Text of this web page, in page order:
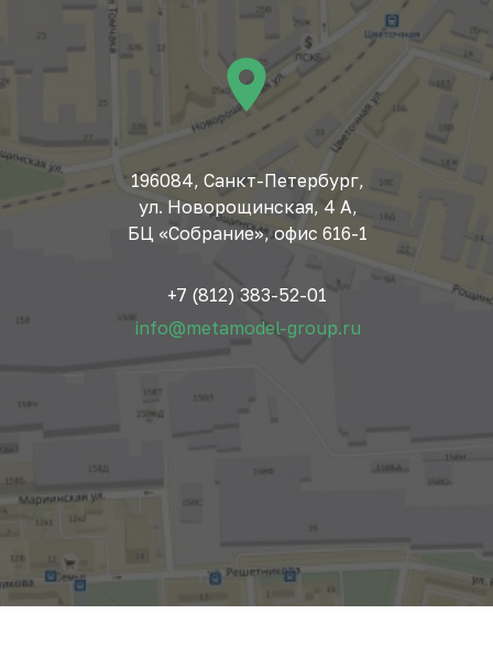
info@metamodel-group.ru
+7 (812) 383-52-01
196084, Санкт-Петербург,
ул. Новорощинская, 4 А,
БЦ «Собрание», офис 616-1